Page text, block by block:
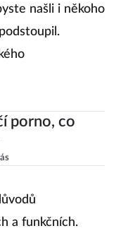
našli i někoho
porno, co
a funkčních.